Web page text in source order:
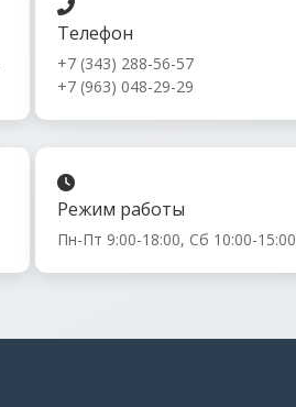
Телефон
+7 (343) 288-56-57
+7 (963) 048-29-29
Режим работы
Пн-Пт 9:00-18:00, Сб 10:00-15:00